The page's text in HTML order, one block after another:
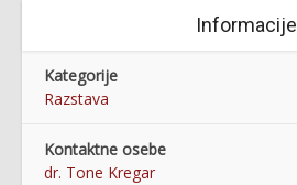
Informacije
Kategorije
Razstava
Kontaktne osebe
dr. Tone Kregar